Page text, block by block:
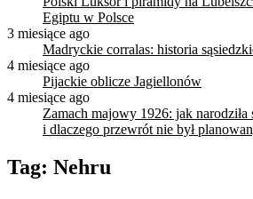
Egiptu w Polsce
3 miesiące ago
Madryckie corralas: historia
4 miesiące ago
Pijackie oblicze Jagiellonów
4 miesiące ago
Zamach majowy 1926: jak narodziła
i dlaczego przewrót nie był
Tag: Nehru